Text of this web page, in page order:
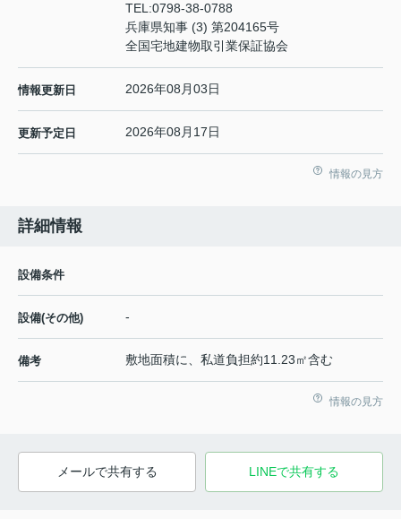
TEL:0798-38-0788
兵庫県知事 (3) 第204165号
全国宅地建物取引業保証協会
情報更新日 2026年08月03日
更新予定日 2026年08月17日
情報の見方
詳細情報
設備条件
設備(その他) -
備考 敷地面積に、私道負担約11.23㎡含む
情報の見方
メールで共有する LINEで共有する